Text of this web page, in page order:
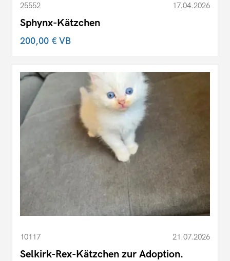
25552 17.04.2026
Sphynx-Kätzchen
200,00 €VB
10117 21.07.2026
Selkirk-Rex-Kätzchen zur Adoption.